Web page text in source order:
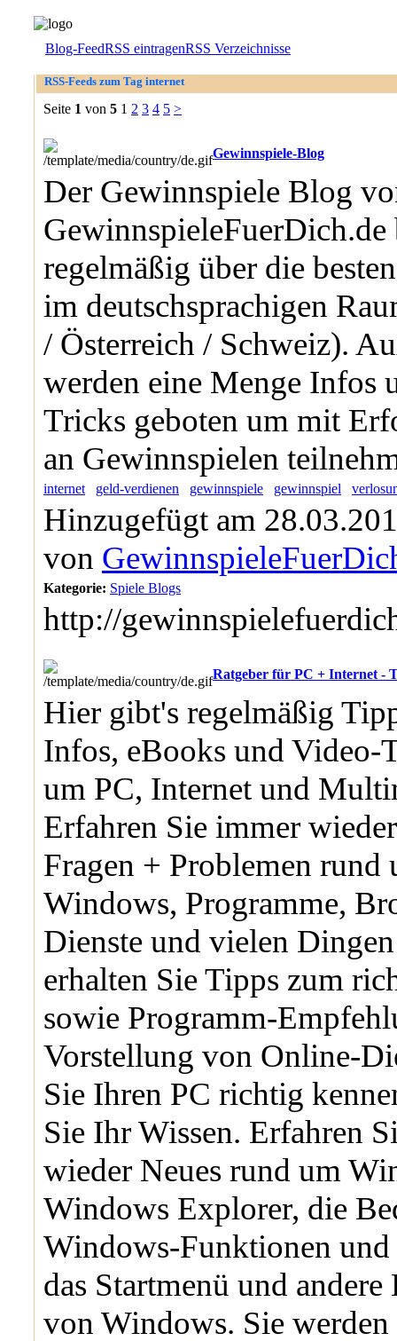
Blog-FeedRSS eintragenRSS Verzeichnisse
RSS-Feeds zum Tag internet
Seite 1 von 5 1 2 3 4 5 >
Gewinnspiele-Blog
Der Gewinnspiele Blog
GewinnspieleFuerDich.de
regelmäßig über die
im deutschsprachigen
/ Österreich / Schweiz).
werden eine Menge Infos
Tricks geboten um mit
an Gewinnspielen
internet geld-verdienen gewinnspiele gewinnspiel
Hinzugefügt am
von
Kategorie: Spiele Blogs
http://
Ratgeber für PC + Internet -
Hier gibt's regelmäßig
Infos, eBooks und Video-
um PC, Internet und
Erfahren Sie immer
Fragen + Problemen rund
Windows, Programme,
Dienste und vielen
erhalten Sie Tipps zum
sowie Programm-
Vorstellung von Online-
Sie Ihren PC richtig
Sie Ihr Wissen. Erfahren
wieder Neues rund um
Windows Explorer, die
Windows-Funktionen und
das Startmenü und andere
von Windows. Sie werden